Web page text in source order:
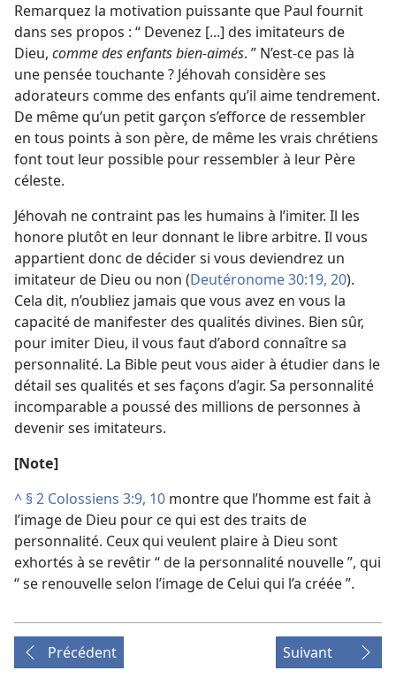
Remarquez la motivation puissante que Paul fournit
dans ses propos : “ Devenez [...] des imitateurs de
Dieu, comme des enfants bien-aimés. ” N’est-​ce pas là
une pensée touchante ? Jéhovah considère ses
adorateurs comme des enfants qu’il aime tendrement.
De même qu’un petit garçon s’efforce de ressembler
en tous points à son père, de même les vrais chrétiens
font tout leur possible pour ressembler à leur Père
céleste.
Jéhovah ne contraint pas les humains à l’imiter. Il les
honore plutôt en leur donnant le libre arbitre. Il vous
appartient donc de décider si vous deviendrez un
imitateur de Dieu ou non (Deutéronome 30:19, 20).
Cela dit, n’oubliez jamais que vous avez en vous la
capacité de manifester des qualités divines. Bien sûr,
pour imiter Dieu, il vous faut d’abord connaître sa
personnalité. La Bible peut vous aider à étudier dans le
détail ses qualités et ses façons d’agir. Sa personnalité
incomparable a poussé des millions de personnes à
devenir ses imitateurs.
[Note]
^ § 2 Colossiens 3:9, 10 montre que l’homme est fait à
l’image de Dieu pour ce qui est des traits de
personnalité. Ceux qui veulent plaire à Dieu sont
exhortés à se revêtir “ de la personnalité nouvelle ”, qui
“ se renouvelle selon l’image de Celui qui l’a créée ”.
Précédent Suivant